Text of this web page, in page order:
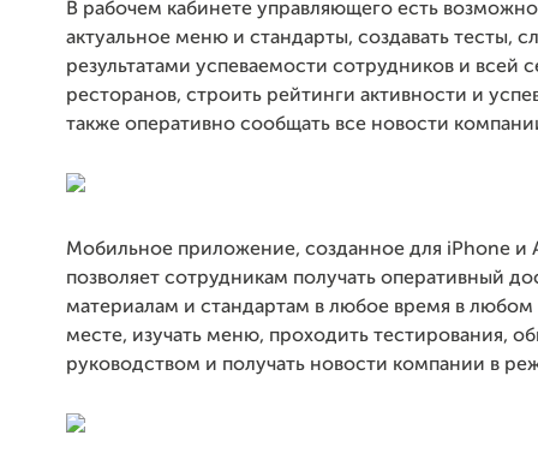
В рабочем кабинете управляющего есть
актуальное меню и стандарты, создавать тесты,
результатами успеваемости сотрудников и всей
ресторанов, строить рейтинги активности и
также оперативно сообщать все новости
Мобильное приложение, созданное для iPhone и
позволяет сотрудникам получать оперативный
материалам и стандартам в любое время в
месте, изучать меню, проходить тестирования,
руководством и получать новости компании в